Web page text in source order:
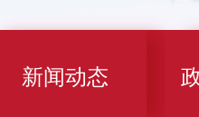
新闻动态